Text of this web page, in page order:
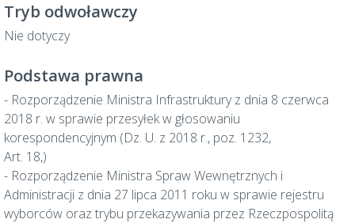
Tryb odwoławczy
Nie dotyczy
Podstawa prawna
- Rozporządzenie Ministra Infrastruktury z dnia 8 czerwca
2018 r. w sprawie przesyłek w głosowaniu
korespondencyjnym (Dz. U. z 2018 r., poz. 1232,
Art. 18,)
- Rozporządzenie Ministra Spraw Wewnętrznych i
Administracji z dnia 27 lipca 2011 roku w sprawie rejestru
wyborców oraz trybu przekazywania przez Rzeczpospolitą